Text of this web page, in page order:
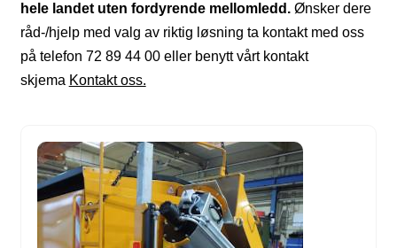
hele landet uten fordyrende mellomledd.Ønsker dere
råd-/hjelp med valg av riktig løsning ta kontakt med oss
på telefon 72 89 44 00 eller benytt vårt kontakt
skjema Kontakt oss.